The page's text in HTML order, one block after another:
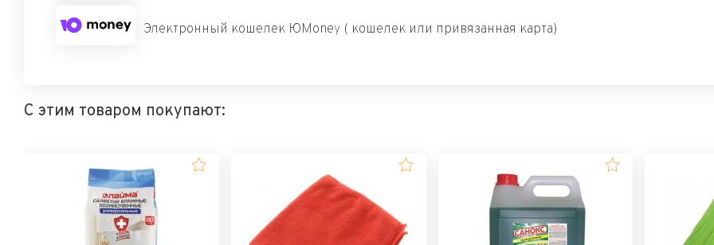
Электронный кошелек ЮMoney ( кошелек или привязанная карта)
С этим товаром покупают: